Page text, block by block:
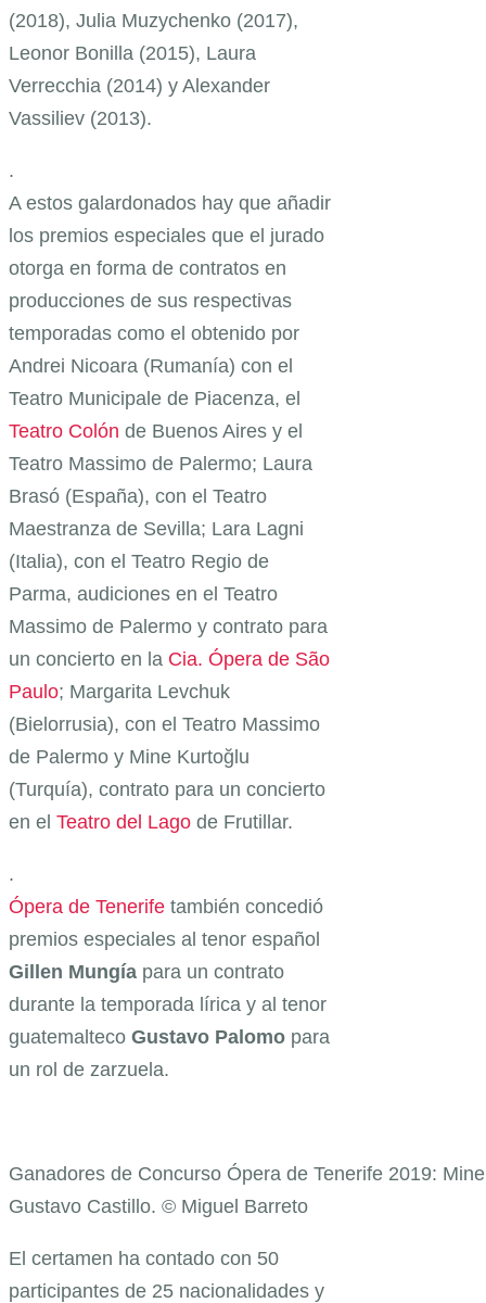
(2018), Julia Muzychenko (2017),
Leonor Bonilla (2015), Laura
Verrecchia (2014) y Alexander
Vassiliev (2013).
.
A estos galardonados hay que añadir
los premios especiales que el jurado
otorga en forma de contratos en
producciones de sus respectivas
temporadas como el obtenido por
Andrei Nicoara (Rumanía) con el
Teatro Municipale de Piacenza, el
Teatro Colón de Buenos Aires y el
Teatro Massimo de Palermo; Laura
Brasó (España), con el Teatro
Maestranza de Sevilla; Lara Lagni
(Italia), con el Teatro Regio de
Parma, audiciones en el Teatro
Massimo de Palermo y contrato para
un concierto en la Cia. Ópera de São
Paulo; Margarita Levchuk
(Bielorrusia), con el Teatro Massimo
de Palermo y Mine Kurtoğlu
(Turquía), contrato para un concierto
en el Teatro del Lago de Frutillar.
.
Ópera de Tenerife también concedió
premios especiales al tenor español
Gillen Mungía para un contrato
durante la temporada lírica y al tenor
guatemalteco Gustavo Palomo para
un rol de zarzuela.
Ganadores de Concurso Ópera de Tenerife 2019:
Gustavo Castillo. © Miguel Barreto
El certamen ha contado con 50
participantes de 25 nacionalidades y